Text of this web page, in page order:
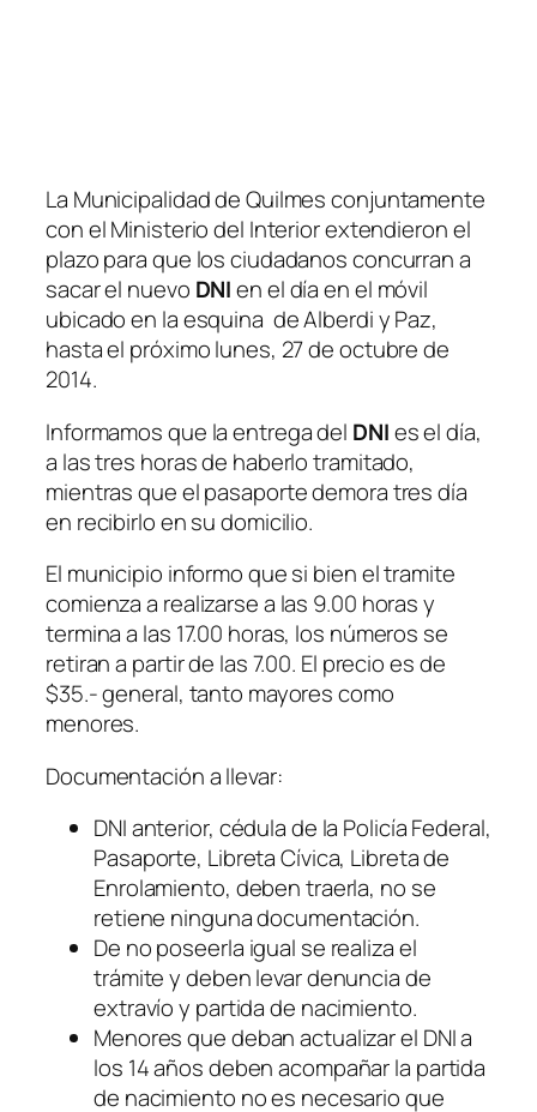
La Municipalidad de Quilmes conjuntamente
con el Ministerio del Interior extendieron el
plazo para que los ciudadanos concurran a
sacar el nuevo DNIen el día en el móvil
ubicado en la esquina de Alberdi y Paz,
hasta el próximo lunes, 27 de octubre de
2014.
Informamos que la entrega del DNIes el día,
a las tres horas de haberlo tramitado,
mientras que el pasaporte demora tres día
en recibirlo en su domicilio.
El municipio informo que si bien el tramite
comienza a realizarse a las 9.00 horas y
termina a las 17.00 horas, los números se
retiran a partir de las 7.00. El precio es de
$35.- general, tanto mayores como
menores.
Documentación a llevar:
DNI anterior, cédula de la Policía Federal,
Pasaporte, Libreta Cívica, Libreta de
Enrolamiento, deben traerla, no se
retiene ninguna documentación.
De no poseerla igual se realiza el
trámite y deben levar denuncia de
extravío y partida de nacimiento.
Menores que deban actualizar el DNI a
los 14 años deben acompañar la partida
de nacimiento no es necesario que